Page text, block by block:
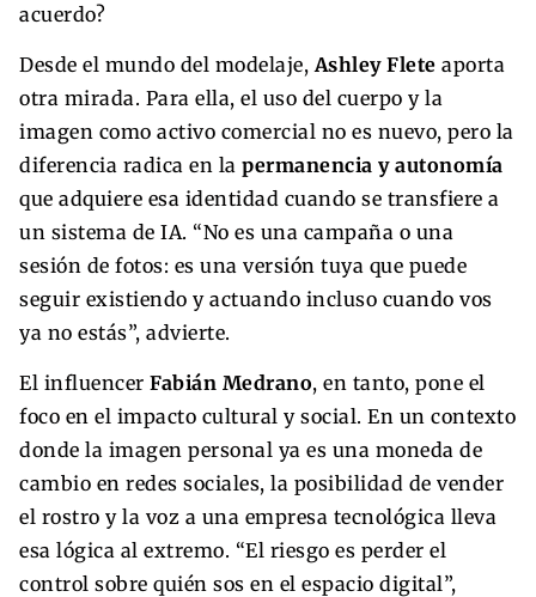
acuerdo?
Desde el mundo del modelaje, Ashley Flete aporta
otra mirada. Para ella, el uso del cuerpo y la
imagen como activo comercial no es nuevo, pero la
diferencia radica en la permanencia y autonomía
que adquiere esa identidad cuando se transfiere a
un sistema de IA. “No es una campaña o una
sesión de fotos: es una versión tuya que puede
seguir existiendo y actuando incluso cuando vos
ya no estás”, advierte.
El influencer Fabián Medrano, en tanto, pone el
foco en el impacto cultural y social. En un contexto
donde la imagen personal ya es una moneda de
cambio en redes sociales, la posibilidad de vender
el rostro y la voz a una empresa tecnológica lleva
esa lógica al extremo. “El riesgo es perder el
control sobre quién sos en el espacio digital”,